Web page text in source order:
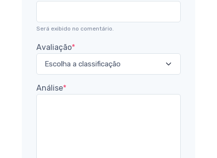
Será exibido no comentário.
Avaliação*
Análise*